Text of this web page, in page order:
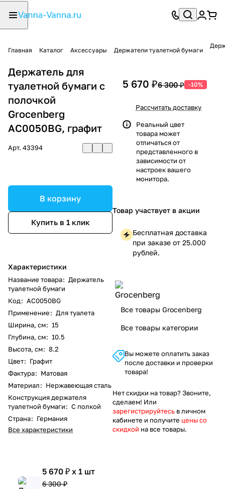
Главная Каталог Аксессуары Держатели туалетной бумаги
Держатель для
туалетной бумаги с
полочкой
Grocenberg
AC0050BG, графит
Арт. 43394
В корзину
Купить в 1 клик
Характеристики
Название товара: Держатель
туалетной бумаги
Код: AC0050BG
Применение: Для туалета
Ширина, см: 15
Глубина, см: 10.5
Высота, см: 8.2
Цвет: Графит
Фактура: Матовая
Материал: Нержавеющая сталь
Конструкция держателя
туалетной бумаги: С полкой
Страна: Германия
Все характеристики
5 670 ₽6 300 ₽ -10%
Рассчитать доставку
Реальный цвет
товара может
отличаться от
представленного в
зависимости от
настроек вашего
монитора.
Товар участвует в акции
Бесплатная доставка
при заказе от 25.000
рублей.
Все товары Grocenberg
Все товары категории
Вы можете оплатить заказ
после доставки и проверки
товара!
Нет скидки на товар? Звоните,
сделаем! Или
зарегистрируйтесь в личном
кабинете и получите цены со
скидкой на все товары.
5 670 ₽ x 1 шт
6 300 ₽